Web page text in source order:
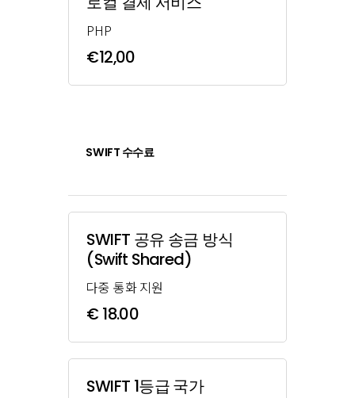
PHP
€12,00
SWIFT 수수료
SWIFT 공유 송금 방식
(Swift Shared)
다중 통화 지원
€ 18.00
SWIFT 1등급 국가